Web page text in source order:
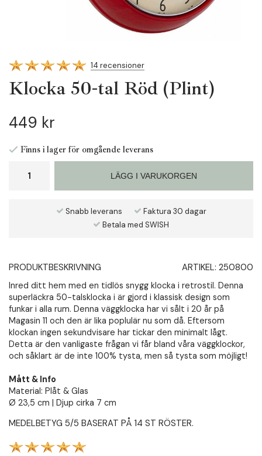
14 recensioner
Klocka 50-tal Röd (Plint)
449 kr
Finns i lager för omgående leverans
LÄGG I VARUKORGEN
Snabb leverans
Faktura 30 dagar
Betala med SWISH
PRODUKTBESKRIVNING ARTIKEL: 250800
Inred ditt hem med en tidlös snygg klocka i retrostil. Denna
superläckra 50-talsklocka i är gjord i klassisk design som
funkar i alla rum. Denna väggklocka har vi sålt i 20 år på
Magasin 11 och den är lika poplulär nu som då. Eftersom
klockan ingen sekundvisare har tickar den minimalt lågt.
Detta är den vanligaste frågan vi får bland våra väggklockor,
och såklart är de inte 100% tysta, men så tysta som möjligt!
Mått & Info
Material: Plåt & Glas
Ø 23,5 cm | Djup cirka 7 cm
MEDELBETYG 5/5 BASERAT PÅ 14 ST RÖSTER.